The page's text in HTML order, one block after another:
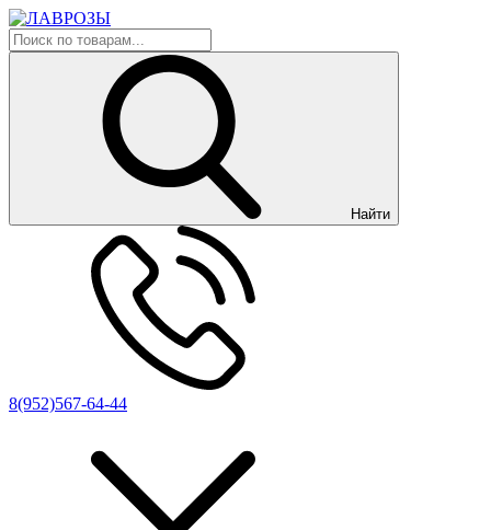
Найти
8(952)567-64-44